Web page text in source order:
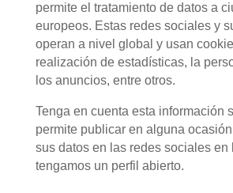
permite el tratamiento de datos a
europeos. Estas redes sociales y
operan a nivel global y usan
realización de estadísticas, la
los anuncios, entre otros.
Tenga en cuenta esta información
permite publicar en alguna
sus datos en las redes sociales en
tengamos un perfil abierto.